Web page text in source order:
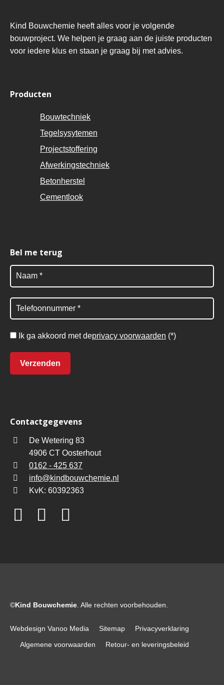
Kind Bouwchemie heeft alles voor je volgende
bouwproject. We helpen je graag aan de juiste producten
voor iedere klus en staan je graag bij met advies.
Producten
Bouwtechniek
Tegelsysytemen
Projectstoffering
Afwerkingstechniek
Betonherstel
Cementlook
Bel me terug
Ik ga akkoord met deprivacy voorwaarden (*)
Contactgegevens
De Wetering 83
4906 CT Oosterhout
0162 - 425 637
info@kindbouwchemie.nl
KvK: 60392363
©Kind Bouwchemie . Alle rechten voorbehouden.
Webdesign Vanoo Media Sitemap
Privacyverklaring
Algemene voorwaarden
Retour- en leveringsbeleid